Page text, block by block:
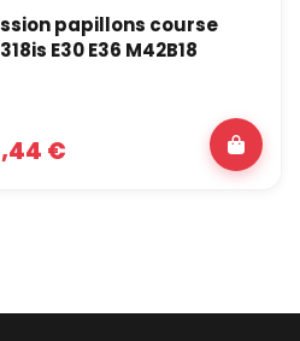
papillons course
E30 E36 M42B18
€